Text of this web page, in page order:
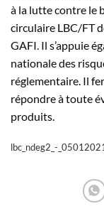
à la lutte contre le
circulaire LBC/FT
GAFI. Il s’appuie
nationale des
réglementaire. Il
répondre à toute
produits.
lbc_ndeg2_-